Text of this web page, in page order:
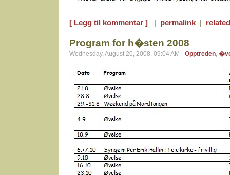
[ Legg til kommentar ] | permalink |
Program for h�sten 2008
Wednesday, August 20, 2008, 09:04 AM - Opptreden,